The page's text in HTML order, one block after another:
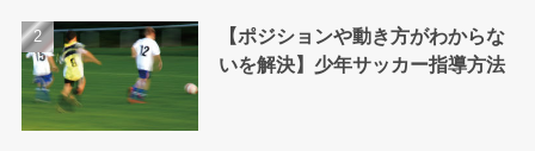
【ポジションや動き方がわからな
いを解決】少年サッカー指導方法